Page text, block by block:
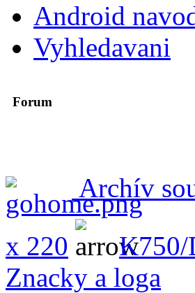
Android
Vyhledavani
Forum
Archív
x 220
K750/
Znacky a loga